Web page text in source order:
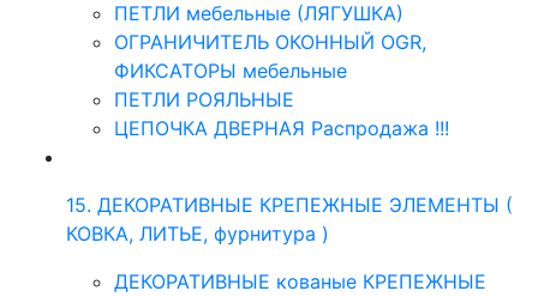
ПЕТЛИ мебельные (ЛЯГУШКА)
ОГРАНИЧИТЕЛЬ ОКОННЫЙ OGR,
ФИКСАТОРЫ мебельные
ПЕТЛИ РОЯЛЬНЫЕ
ЦЕПОЧКА ДВЕРНАЯ Распродажа !!!
15. ДЕКОРАТИВНЫЕ КРЕПЕЖНЫЕ ЭЛЕМЕНТЫ (
КОВКА, ЛИТЬЕ, фурнитура )
ДЕКОРАТИВНЫЕ кованые КРЕПЕЖНЫЕ